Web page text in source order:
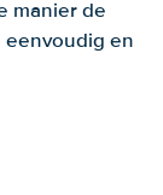
manier de
eenvoudig en